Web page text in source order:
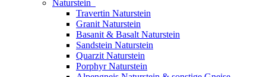
Naturstein
Travertin Naturstein
Granit Naturstein
Basanit & Basalt Naturstein
Sandstein Naturstein
Quarzit Naturstein
Porphyr Naturstein